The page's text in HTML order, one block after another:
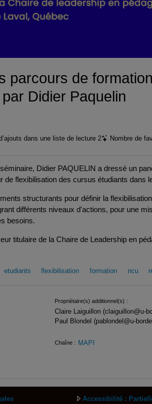
parcours de
Didier Paquelin
dans une liste de lecture 2 Nombre de
Didier PAQUELIN a dressé un
de flexibilisation des cursus étudiants dans
structurants pour définir la
différents niveaux d'actions, pour une
besoins.
titulaire de la Chaire de Leadership en
etudiants flexibilisation formation ncu
Propriétaire(s) additionnel(s) :
Claire Laiguillon (claiguillon@u-
Paul Blondel (pablondel@u-
Chaîne : MAPI
Accessibilité :